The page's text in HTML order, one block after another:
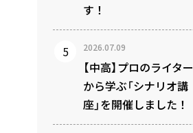
す！
2026.07.09
【中高】プロのライター
から学ぶ「シナリオ講
座」を開催しました！